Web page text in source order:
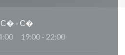
С� - С�
19:00 - 22:00